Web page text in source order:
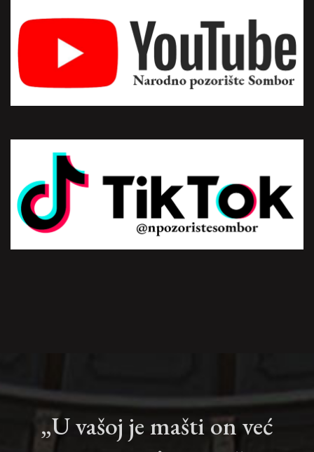
„U vašoj je mašti on već